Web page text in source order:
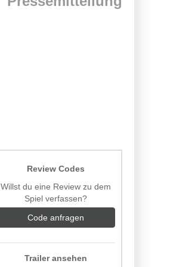
Review Codes
Willst du eine Review zu dem
Spiel verfassen?
Code anfragen
Trailer ansehen